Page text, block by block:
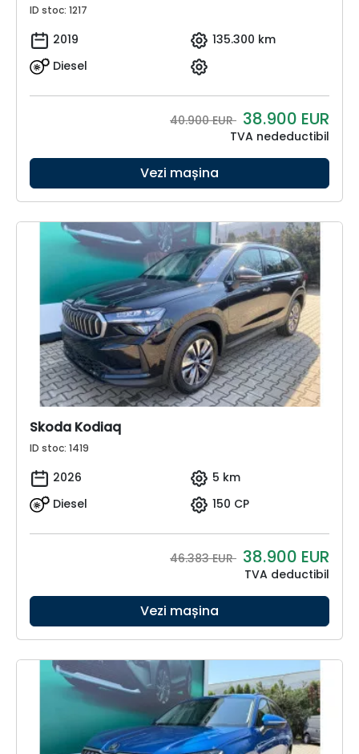
ID stoc: 1217
2019
135.300 km
Diesel
40.900 EUR 38.900 EUR
TVA nedeductibil
Vezi mașina
Skoda Kodiaq
ID stoc: 1419
2026
5 km
Diesel
150 CP
46.383 EUR 38.900 EUR
TVA deductibil
Vezi mașina